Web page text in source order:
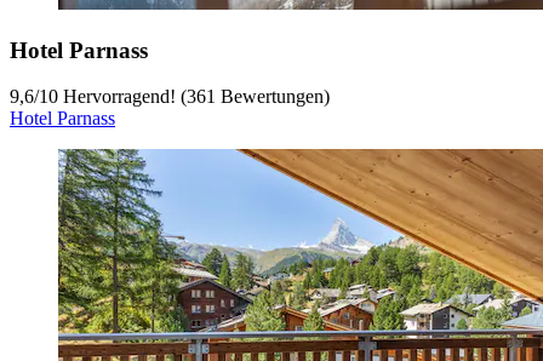
Hotel Parnass
9,6/10 Hervorragend! (361 Bewertungen)
Hotel Parnass